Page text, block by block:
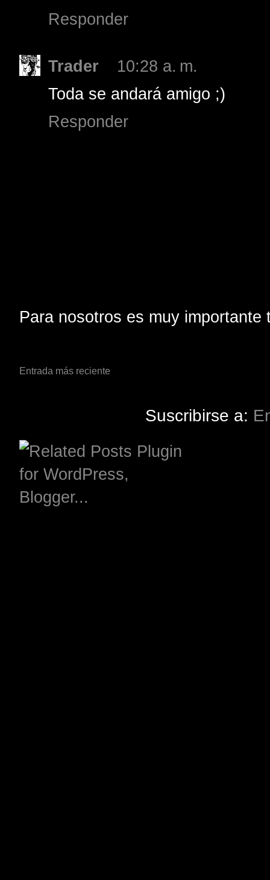
Responder
Trader
10:28 a. m.
Toda se andará amigo ;)
Responder
Para nosotros es muy
Entrada más reciente
Suscribirse a: